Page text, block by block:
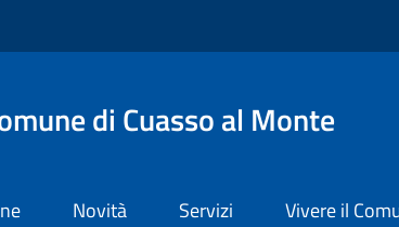
di Cuasso al Monte
Novità Servizi Vivere il